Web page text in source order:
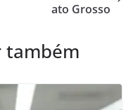
ato Grosso
também